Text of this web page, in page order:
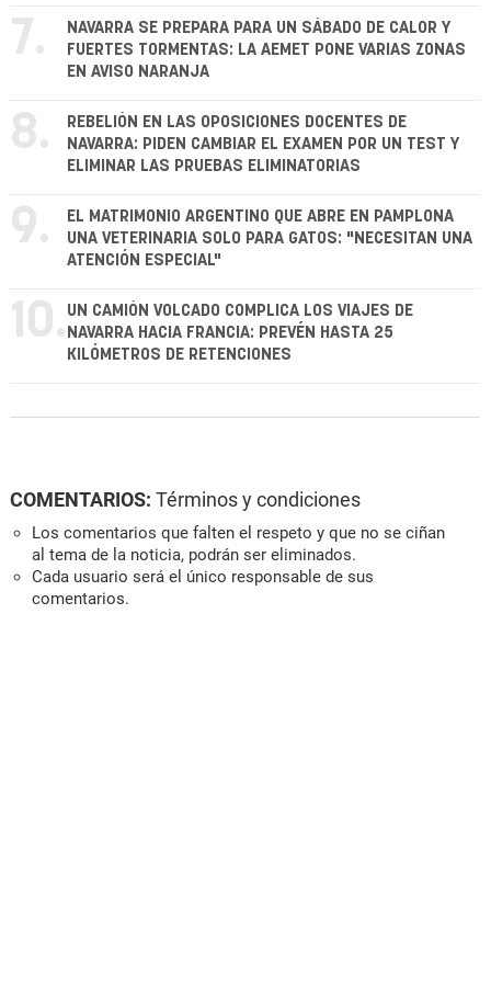
7.
NAVARRA SE PREPARA PARA UN SÁBADO DE CALOR Y
FUERTES TORMENTAS: LA AEMET PONE VARIAS ZONAS
EN AVISO NARANJA
8.
REBELIÓN EN LAS OPOSICIONES DOCENTES DE
NAVARRA: PIDEN CAMBIAR EL EXAMEN POR UN TEST Y
ELIMINAR LAS PRUEBAS ELIMINATORIAS
9.
EL MATRIMONIO ARGENTINO QUE ABRE EN PAMPLONA
UNA VETERINARIA SOLO PARA GATOS: "NECESITAN UNA
ATENCIÓN ESPECIAL"
10. UN CAMIÓN VOLCADO COMPLICA LOS VIAJES DE
NAVARRA HACIA FRANCIA: PREVÉN HASTA 25
KILÓMETROS DE RETENCIONES
COMENTARIOS: Términos y condiciones
Los comentarios que falten el respeto y que no se ciñan
al tema de la noticia, podrán ser eliminados.
Cada usuario será el único responsable de sus
comentarios.